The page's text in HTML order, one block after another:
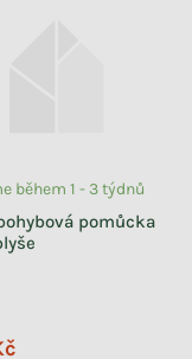
pomůcka
během 1 - 3 týdnů